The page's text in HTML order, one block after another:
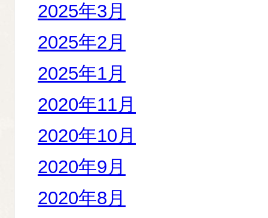
2025年3月
2025年2月
2025年1月
2020年11月
2020年10月
2020年9月
2020年8月